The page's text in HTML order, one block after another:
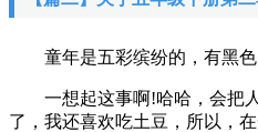
童年是五彩缤纷的，有黑色
一想起这事啊!哈哈，会把人
了，我还喜欢吃土豆，所以，